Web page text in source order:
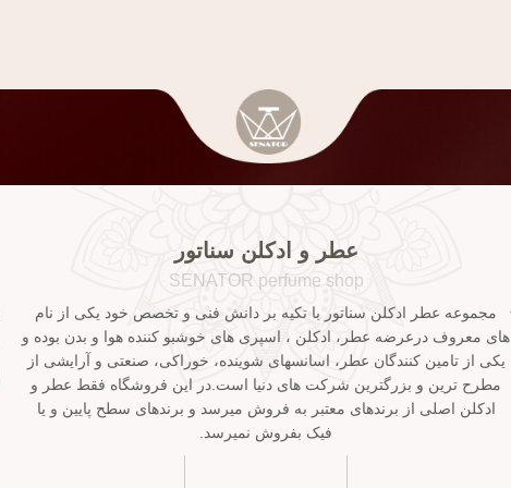
عطر و ادکلن سناتور
SENATOR perfume shop
مجموعه عطر ادکلن سناتور با تکیه بر دانش فنی و تخصص خود یکی از نام
های معروف درعرضه عطر، ادکلن ، اسپری های خوشبو کننده هوا و بدن بوده و
یکی از تامین کنندگان عطر، اسانسهای شوینده، خوراکی، صنعتی و آرایشی از
مطرح ترین و بزرگترین شرکت های دنیا است.در این فروشگاه فقط عطر و
ادکلن اصلی از برندهای معتبر به فروش میرسد و برندهای سطح پایین و یا
فیک بفروش نمیرسد.